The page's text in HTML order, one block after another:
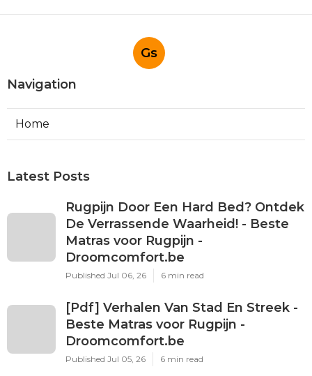
Gs
Navigation
Home
Latest Posts
Rugpijn Door Een Hard Bed? Ontdek
De Verrassende Waarheid! - Beste
Matras voor Rugpijn -
Droomcomfort.be
Published Jul 06, 26 6 min read
[Pdf] Verhalen Van Stad En Streek -
Beste Matras voor Rugpijn -
Droomcomfort.be
Published Jul 05, 26 6 min read